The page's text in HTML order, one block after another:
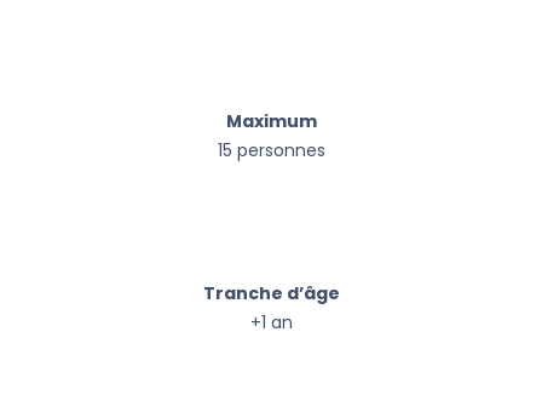
Maximum
15 personnes
Tranche d’âge
+1 an